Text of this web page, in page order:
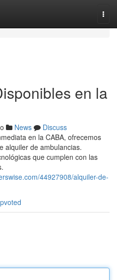
en la
News
Discuss
en la CABA, ofrecemos
alquiler de ambulancias.
que cumplen con las
44927908/alquiler-de-